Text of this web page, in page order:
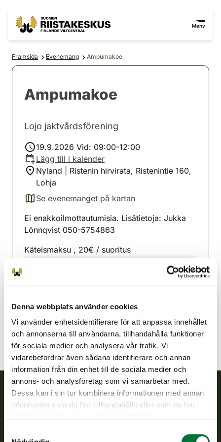
Denna webbplats använder cookies
Vi använder enhetsidentifierare för att anpassa innehållet
och annonserna till användarna, tillhandahålla funktioner
för sociala medier och analysera vår trafik. Vi
vidarebefordrar även sådana identifierare och annan
information från din enhet till de sociala medier och
annons- och analysföretag som vi samarbetar med.
Dessa kan i sin tur kombinera informationen med annan
information som du har tillhandahållit eller som de har
Meny
Framsida Evenemang Ampumakoe
Ampumakoe
Lojo jaktvårdsförening
19.9.2026 Vid: 09:00-12:00
Lägg till i kalender
Nyland | Ristenin hirvirata, Ristenintie 160,
Lohja
Se evenemanget på kartan
(avautuu uuteen välilehteen)
Ei enakkoilmottautumisia. Lisätietoja: Jukka
Lönnqvist 050-5754863
Käteismaksu , 20€ / suoritus
Nyland
lohja@rhy.riista.fi
Finlands viltcentral
jaktvårdsföreningarnas verksamhet, ser till att viltpolitiken